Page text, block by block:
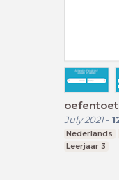
July 2021-
Nederlands
Leerjaar 3